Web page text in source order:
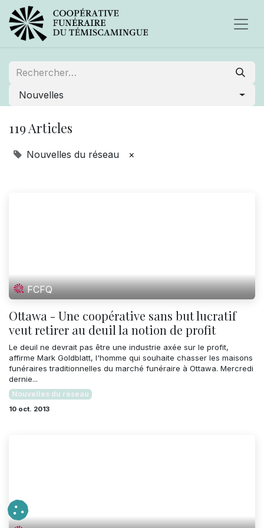
Nouvelles
119 Articles
Nouvelles du réseau ×
FCFQ
Ottawa - Une coopérative sans but lucratif
veut retirer au deuil la notion de profit
Le deuil ne devrait pas être une industrie axée sur le profit,
affirme Mark Goldblatt, l'homme qui souhaite chasser les maisons
funéraires traditionnelles du marché funéraire à Ottawa. Mercredi
dernie...
Nouvelles du réseau
10 oct. 2013